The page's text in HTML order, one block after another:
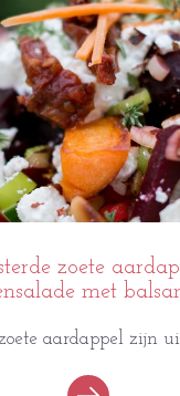
zoete
met
aardappel zijn